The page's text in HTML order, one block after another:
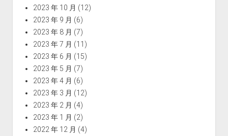
2023 年 10 月 (12)
2023 年 9 月 (6)
2023 年 8 月 (7)
2023 年 7 月 (11)
2023 年 6 月 (15)
2023 年 5 月 (7)
2023 年 4 月 (6)
2023 年 3 月 (12)
2023 年 2 月 (4)
2023 年 1 月 (2)
2022 年 12 月 (4)